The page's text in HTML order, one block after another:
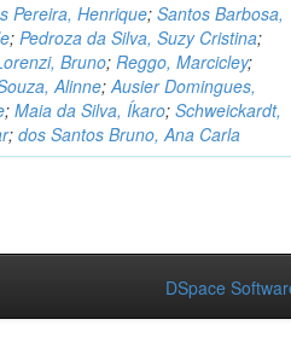
Pereira, Henrique;Santos Barbosa,
;Pedroza da Silva, Suzy Cristina;
Bruno;Reggo, Marcicley;
Alinne;Ausier Domingues,
;Maia da Silva, Íkaro;Schweickardt,
;dos Santos Bruno, Ana Carla
DSpace